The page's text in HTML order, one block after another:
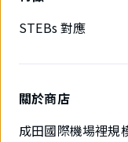
STEBs 對應
關於商店
成田國際機場裡規